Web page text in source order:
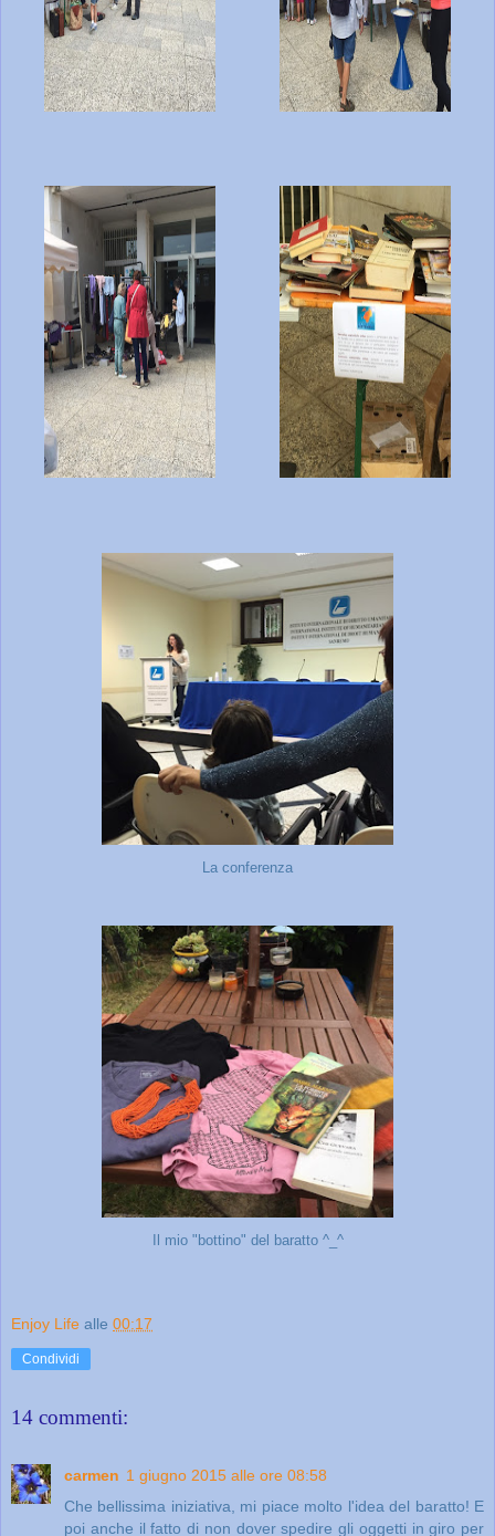
La conferenza
Il mio "bottino" del baratto ^_^
Enjoy Life alle 00:17
Condividi
14 commenti:
carmen 1 giugno 2015 alle ore 08:58
Che bellissima iniziativa, mi piace molto l'idea del baratto! E
poi anche il fatto di non dover spedire gli oggetti in giro per